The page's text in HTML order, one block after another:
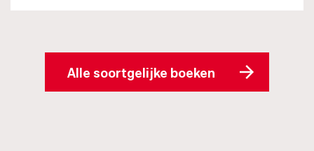
Alle soortgelijke boeken